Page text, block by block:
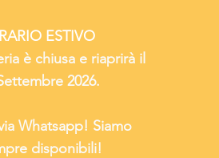
ESTIVO
è chiusa e riaprirà il
2026.
Whatsapp! Siamo
disponibili!